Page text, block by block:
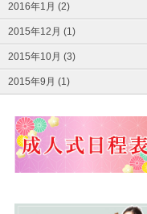
2016年1月 (2)
2015年12月 (1)
2015年10月 (3)
2015年9月 (1)